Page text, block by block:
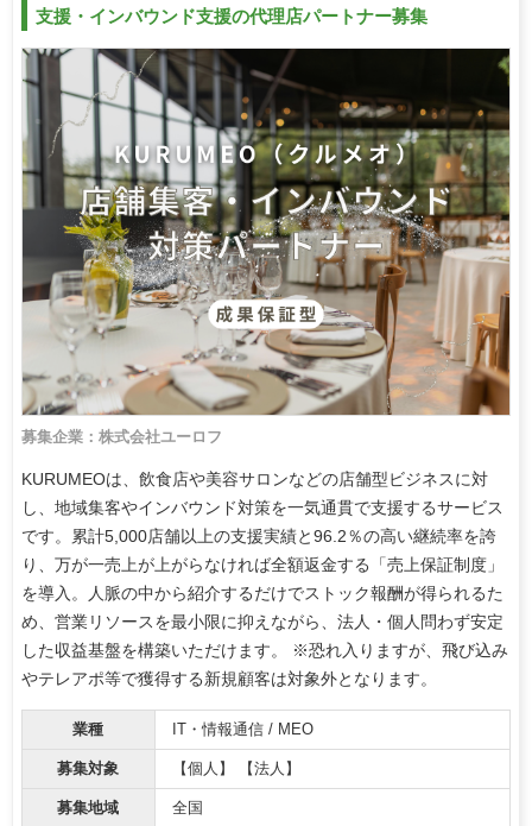
支援・インバウンド支援の代理店パートナー募集
募集企業：株式会社ユーロフ
KURUMEOは、飲食店や美容サロンなどの店舗型ビジネスに対
し、地域集客やインバウンド対策を一気通貫で支援するサービス
です。累計5,000店舗以上の支援実績と96.2％の高い継続率を誇
り、万が一売上が上がらなければ全額返金する「売上保証制度」
を導入。人脈の中から紹介するだけでストック報酬が得られるた
め、営業リソースを最小限に抑えながら、法人・個人問わず安定
した収益基盤を構築いただけます。 ※恐れ入りますが、飛び込み
やテレアポ等で獲得する新規顧客は対象外となります。
業種 IT・情報通信 / MEO
募集対象 【個人】 【法人】
募集地域 全国